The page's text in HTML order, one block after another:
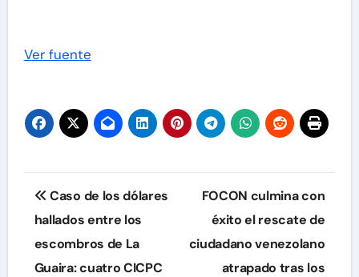
Ver fuente
Navegación
de
entradas
Caso de los dólares
hallados entre los
escombros de La
Guaira: cuatro CICPC
FOCON culmina con
éxito el rescate de
ciudadano venezolano
atrapado tras los